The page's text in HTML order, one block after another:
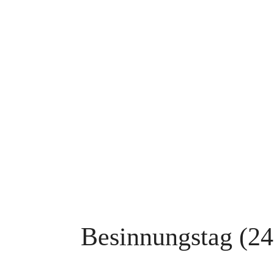
Besinnungstag